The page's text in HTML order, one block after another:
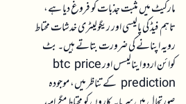
مارکیٹ میں مثبت جذبات کو فروغ دیا ہے،
تاہم فیڈ کی پالیسی اور ریگولیٹری خدشات محتاط
رویہ اپنانے کی ضرورت بتاتے ہیں۔ بٹ
کوائن اردو اینالیسس اور btc price
prediction کے تناظر میں، موجودہ